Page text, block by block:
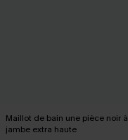
Maillot de bain une pièce noir à
jambe extra haute